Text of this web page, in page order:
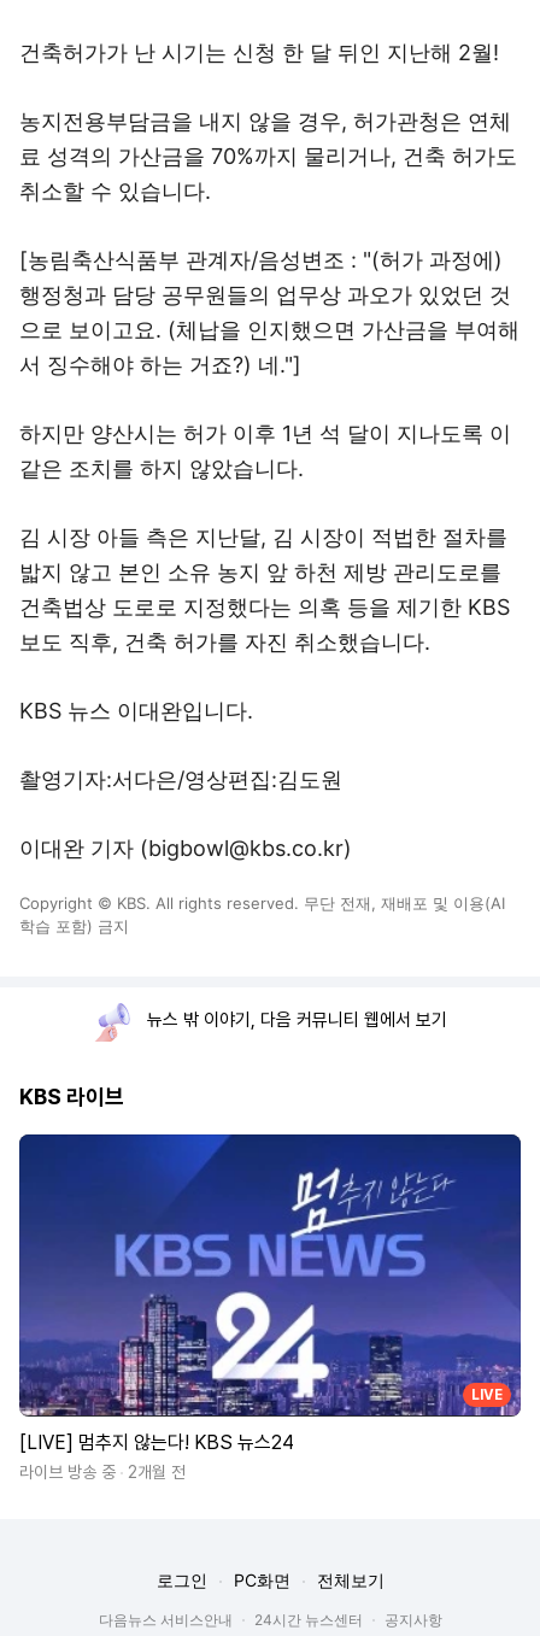
건축허가가 난 시기는 신청 한 달 뒤인 지난해 2월!
농지전용부담금을 내지 않을 경우, 허가관청은 연체
료 성격의 가산금을 70%까지 물리거나, 건축 허가도
취소할 수 있습니다.
[농림축산식품부 관계자/음성변조 : "(허가 과정에)
행정청과 담당 공무원들의 업무상 과오가 있었던 것
으로 보이고요. (체납을 인지했으면 가산금을 부여해
서 징수해야 하는 거죠?) 네."]
하지만 양산시는 허가 이후 1년 석 달이 지나도록 이
같은 조치를 하지 않았습니다.
김 시장 아들 측은 지난달, 김 시장이 적법한 절차를
밟지 않고 본인 소유 농지 앞 하천 제방 관리도로를
건축법상 도로로 지정했다는 의혹 등을 제기한 KBS
보도 직후, 건축 허가를 자진 취소했습니다.
KBS 뉴스 이대완입니다.
촬영기자:서다은/영상편집:김도원
이대완 기자 (bigbowl@kbs.co.kr)
Copyright © KBS. All rights reserved. 무단 전재, 재배포 및 이용(AI
학습 포함) 금지
뉴스 밖 이야기, 다음 커뮤니티 웹에서 보기
KBS 라이브
LIVE
[LIVE] 멈추지 않는다! KBS 뉴스24
라이브 방송 중 2개월 전
로그인 PC화면 전체보기
다음뉴스 서비스안내 24시간 뉴스센터 공지사항